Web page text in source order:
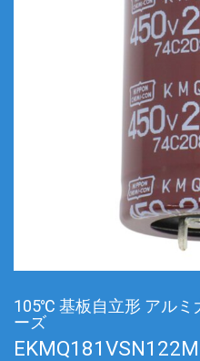
105℃ 基板自立形 アルミ
ーズ